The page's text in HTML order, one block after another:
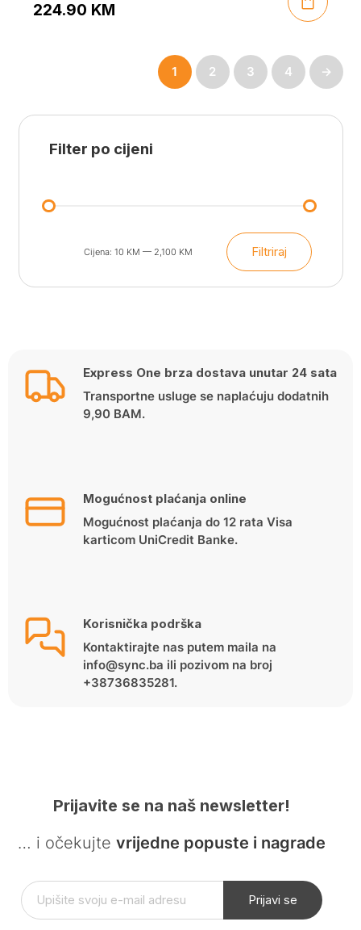
224.90 KM
1 2 3 4 →
Filter po cijeni
Min
cijena
Maks
cijena
Filtriraj
Cijena: 10 KM — 2,100 KM
Express One brza dostava unutar 24 sata
Transportne usluge se naplaćuju dodatnih
9,90 BAM.
Mogućnost plaćanja online
Mogućnost plaćanja do 12 rata Visa
karticom UniCredit Banke.
Korisnička podrška
Kontaktirajte nas putem maila na
info@sync.ba ili pozivom na broj
+38736835281.
Prijavite se na naš newsletter!
… i očekujte vrijedne popuste i nagrade
Prijavi se